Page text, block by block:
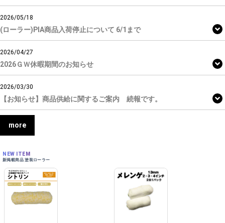
2026/05/18
(ローラー)PIA商品入荷停止について 6/1まで
2026/04/27
2026ＧＷ休暇期間のお知らせ
2026/03/30
【お知らせ】商品供給に関するご案内 続報です。
more
NEW ITEM
新掲載商品 塗装ローラー